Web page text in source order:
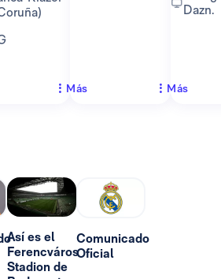
Más
Dazn.
Más
Así es el
Ferencváros
Stadion de
Comunicado
Oficial